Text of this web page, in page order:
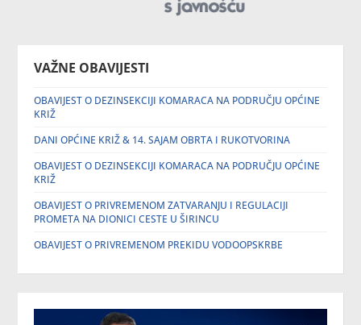
VAŽNE OBAVIJESTI
OBAVIJEST O DEZINSEKCIJI KOMARACA NA PODRUČJU OPĆINE
KRIŽ
DANI OPĆINE KRIŽ & 14. SAJAM OBRTA I RUKOTVORINA
OBAVIJEST O DEZINSEKCIJI KOMARACA NA PODRUČJU OPĆINE
KRIŽ
OBAVIJEST O PRIVREMENOM ZATVARANJU I REGULACIJI
PROMETA NA DIONICI CESTE U ŠIRINCU
OBAVIJEST O PRIVREMENOM PREKIDU VODOOPSKRBE